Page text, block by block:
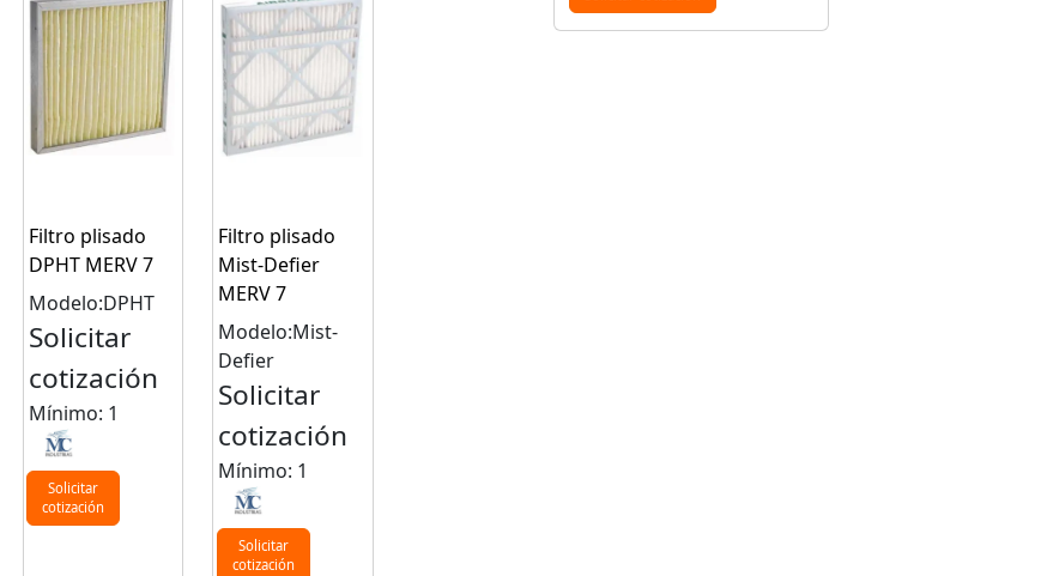
Filtro plisado
DPHT MERV 7
Modelo:DPHT
Solicitar
cotización
Mínimo: 1
Solicitar
cotización
Filtro plisado
Mist-Defier
MERV 7
Modelo:Mist-
Defier
Solicitar
cotización
Mínimo: 1
Solicitar
cotización